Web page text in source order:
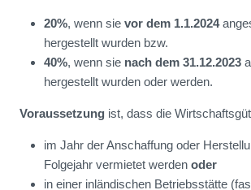
20%, wenn sie vor dem 1.1.2024
hergestellt wurden bzw.
40%, wenn sie nach dem 31.12.2023
hergestellt wurden oder werden.
Voraussetzung ist, dass die
im Jahr der Anschaffung oder
Folgejahr vermietet werden oder
in einer inländischen Betriebsstätte